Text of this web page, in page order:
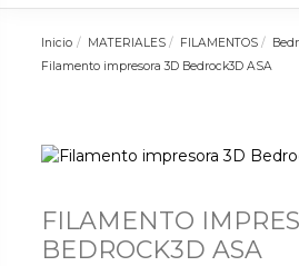
Inicio MATERIALES FILAMENTOS
Filamento impresora 3D Bedrock3D ASA
FILAMENTO
BEDROCK3D ASA